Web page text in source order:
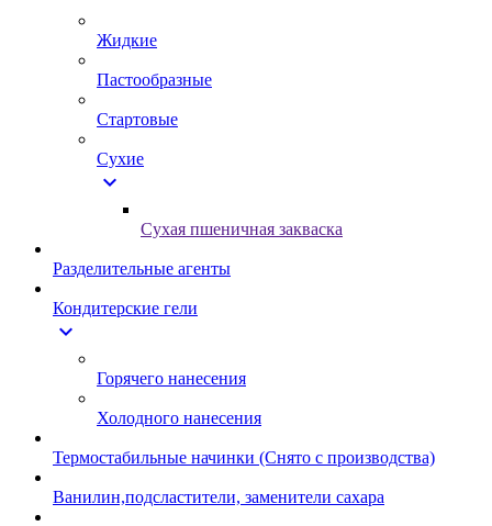
Жидкие
Пастообразные
Стартовые
Сухие
expand_more
Сухая пшеничная закваска
Разделительные агенты
Кондитерские гели
expand_more
Горячего нанесения
Холодного нанесения
Термостабильные начинки (Снято с производства)
Ванилин,подсластители, заменители сахара